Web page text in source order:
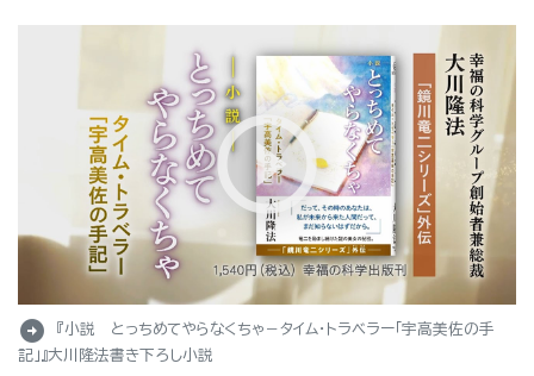
arrow_circle_right
『小説 とっちめてやらなくちゃ－タイム・トラベラー「宇高美佐の手
記」』大川隆法書き下ろし小説